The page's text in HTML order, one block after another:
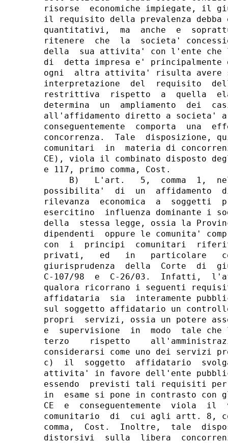
risorse  economiche impiegate, il
il requisito della prevalenza
quantitativi,  ma  anche  e
ritenere  che  la  societa'
della  sua attivita' con l'ente
di  detta impresa e'
ogni  altra attivita' risulta avere
interpretazione  del  requisito
restrittiva  rispetto  a  quella
determina  un  ampliamento  dei
all'affidamento diretto a societa' a
conseguentemente  comporta  una
concorrenza.  Tale  disposizione,
comunitari  in  materia di
CE), viola il combinato disposto
e 117, primo comma, Cost.
B)   L'art.   5,  comma  1,
possibilita'  di  un  affidamento
rilevanza  economica  a  soggetti
esercitino  influenza dominante i
della  stessa legge, ossia la
dipendenti  oppure le comunita'
con  i  principi  comunitari
privati,   ed   in   particolare
giurisprudenza  della  Corte  di
C-107/98  e  C-26/03.  Infatti,
qualora ricorrano i seguenti
affidataria  sia  interamente
sul soggetto affidatario un
propri  servizi, ossia un potere
e  supervisione  in  modo  tale
terzo    rispetto
considerarsi come uno dei servizi
c)  il  soggetto  affidatario
attivita' in favore dell'ente
essendo  previsti tali requisiti per
in  esame si pone in contrasto
CE  e  conseguentemente  viola
comunitario  di  cui agli artt. 8,
comma,  Cost.  Inoltre,  tale
distorsivi  sulla  libera